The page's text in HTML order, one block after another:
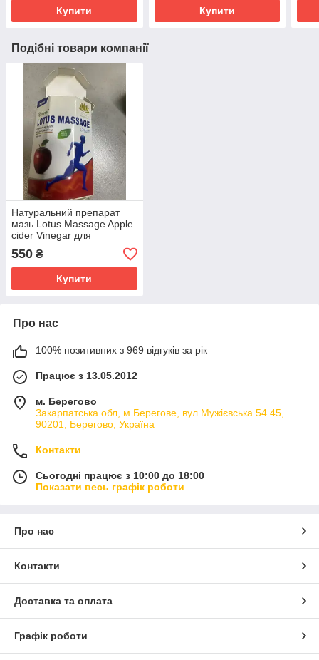
Купити Купити
Подібні товари компанії
Натуральний препарат
мазь Lotus Massage Apple
cider Vinegar для
лікування варикозного
розширення вен
550 ₴
Купити
Про нас
100% позитивних з 969 відгуків за рік
Працює з 13.05.2012
м. Берегово
Закарпатська обл, м.Берегове, вул.Мужієвська 54 45,
90201, Берегово, Україна
Контакти
Сьогодні працює з 10:00 до 18:00
Показати весь графік роботи
Про нас
Контакти
Доставка та оплата
Графік роботи